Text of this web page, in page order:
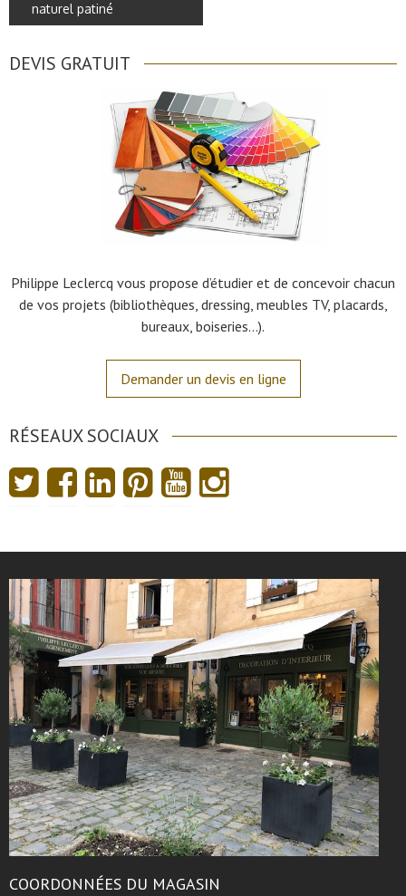
naturel patiné
DEVIS GRATUIT
Philippe Leclercq vous propose d’étudier et de concevoir chacun
de vos projets (bibliothèques, dressing, meubles TV, placards,
bureaux, boiseries…).
Demander un devis en ligne
RÉSEAUX SOCIAUX
COORDONNÉES DU MAGASIN